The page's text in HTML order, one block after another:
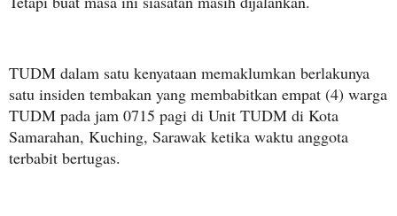
TUDM dalam satu kenyataan memaklumkan berlakunya
satu insiden tembakan yang membabitkan empat (4) warga
TUDM pada jam 0715 pagi di Unit TUDM di Kota
Samarahan, Kuching, Sarawak ketika waktu anggota
terbabit bertugas.